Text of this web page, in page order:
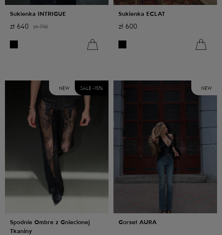
Sukienka INTRIGUE
zł 640 zł 710
Sukienka ECLAT
zł 600
Spodnie Ombre z Gniecionej
Tkaniny
NEW SALE -15%
Gorset AURA
NEW